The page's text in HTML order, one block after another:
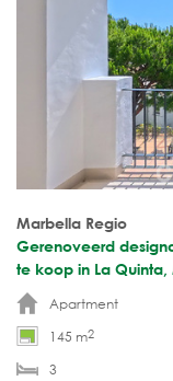
Marbella Regio
Gerenoveerd
te koop in La
Apartment
145 m2
3